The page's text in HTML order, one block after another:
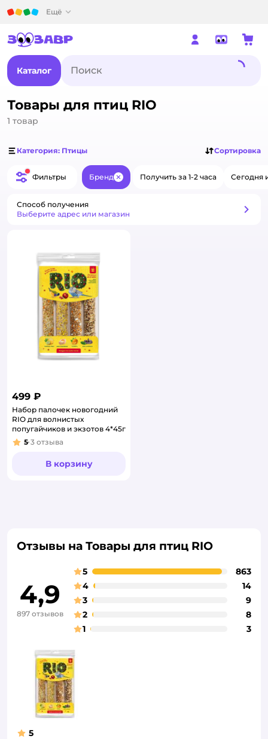
Ещё
Каталог
Товары для птиц RIO
1 товар
Категория: Птицы Сортировка
Фильтры Бренд ЗакрытьПолучить за 1-2 часа Сегодня
Способ получения
Выберите адрес или магазин
499 ₽
Набор палочек новогодний
RIO для волнистых
попугайчиков и экзотов 4*45г
Рейтинг:
5 3 отзыва
В корзину
Отзывы на Товары для птиц RIO
4,9
897 отзывов
5
863
4
14
3
9
2
8
1
3
5